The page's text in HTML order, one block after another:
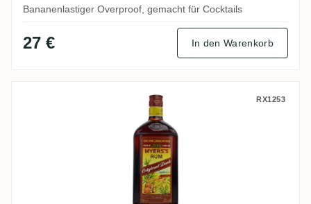
Bananenlastiger Overproof, gemacht für Cocktails
27 € In den Warenkorb
Long Pond & Monymusk Myers's Original
RX1253